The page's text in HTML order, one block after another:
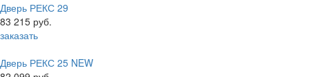
Дверь РЕКС 29
83 215 руб.
заказать
Дверь РЕКС 25 NEW